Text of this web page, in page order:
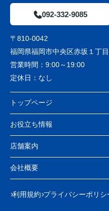
092-332-9085
〒810-0042
福岡県福岡市中央区赤坂１丁
営業時間： 9:00～19:00
定休日： なし
トップページ
お役立ち情報
店舗案内
会社概要
利用規約 プライバシーポリシ